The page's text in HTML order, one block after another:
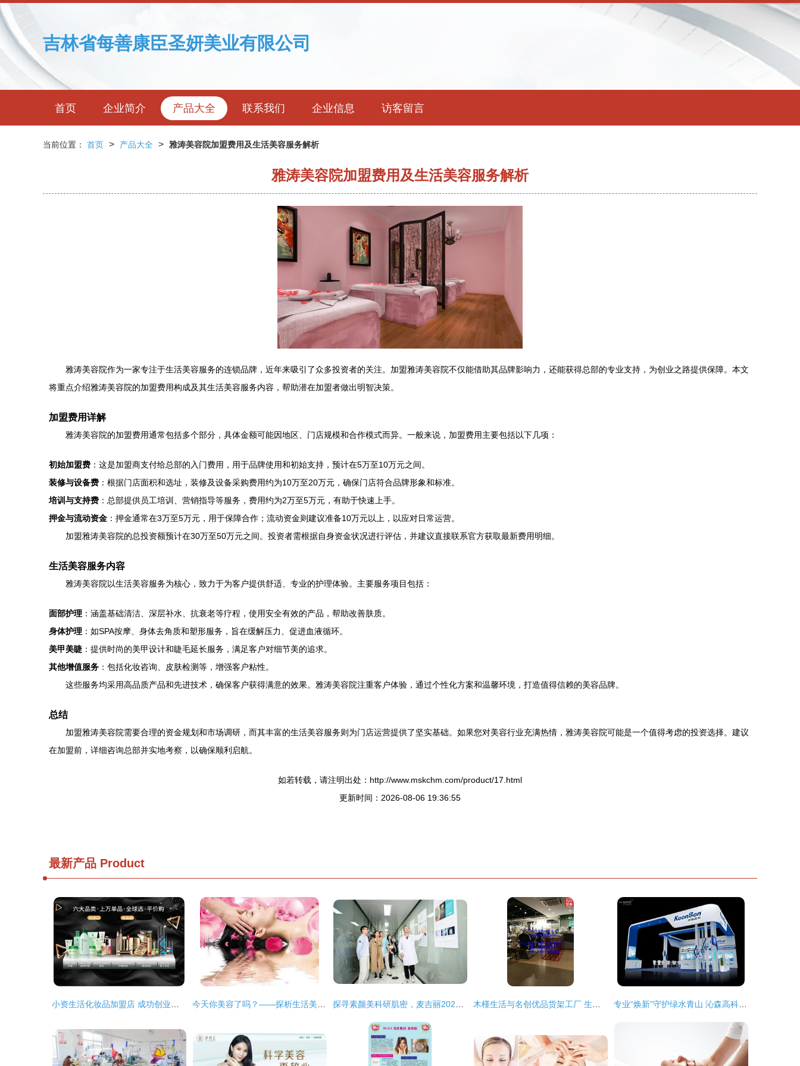
吉林省每善康臣圣妍美业有限公司
首页 企业简介 产品大全 联系我们 企业信息 访客留言
当前位置： 首页 > 产品大全 > 雅涛美容院加盟费用及生活美容服务解析
雅涛美容院加盟费用及生活美容服务解析
雅涛美容院作为一家专注于生活美容服务的连锁品牌，近年来吸引了众多投资者的关注。加盟雅涛美容院不仅能借助其品牌影响力，还能获得总部的专业支持，为创业之路提供保障。本文
将重点介绍雅涛美容院的加盟费用构成及其生活美容服务内容，帮助潜在加盟者做出明智决策。
加盟费用详解
雅涛美容院的加盟费用通常包括多个部分，具体金额可能因地区、门店规模和合作模式而异。一般来说，加盟费用主要包括以下几项：
初始加盟费 ：这是加盟商支付给总部的入门费用，用于品牌使用和初始支持，预计在5万至10万元之间。
装修与设备费 ：根据门店面积和选址，装修及设备采购费用约为10万至20万元，确保门店符合品牌形象和标准。
培训与支持费 ：总部提供员工培训、营销指导等服务，费用约为2万至5万元，有助于快速上手。
押金与流动资金 ：押金通常在3万至5万元，用于保障合作；流动资金则建议准备10万元以上，以应对日常运营。
加盟雅涛美容院的总投资额预计在30万至50万元之间。投资者需根据自身资金状况进行评估，并建议直接联系官方获取最新费用明细。
生活美容服务内容
雅涛美容院以生活美容服务为核心，致力于为客户提供舒适、专业的护理体验。主要服务项目包括：
面部护理 ：涵盖基础清洁、深层补水、抗衰老等疗程，使用安全有效的产品，帮助改善肤质。
身体护理 ：如SPA按摩、身体去角质和塑形服务，旨在缓解压力、促进血液循环。
美甲美睫 ：提供时尚的美甲设计和睫毛延长服务，满足客户对细节美的追求。
其他增值服务 ：包括化妆咨询、皮肤检测等，增强客户粘性。
这些服务均采用高品质产品和先进技术，确保客户获得满意的效果。雅涛美容院注重客户体验，通过个性化方案和温馨环境，打造值得信赖的美容品牌。
总结
加盟雅涛美容院需要合理的资金规划和市场调研，而其丰富的生活美容服务则为门店运营提供了坚实基础。如果您对美容行业充满热情，雅涛美容院可能是一个值得考虑的投资选择。建议
在加盟前，详细咨询总部并实地考察，以确保顺利启航。
如若转载，请注明出处：http://www.mskchm.com/product/17.html
更新时间：2026-08-06 19:36:55
最新产品 Product